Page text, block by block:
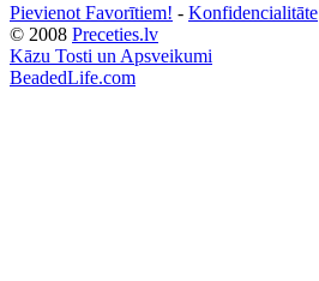
Pievienot Favorītiem! - Konfidencialitāte
© 2008 Preceties.lv
Kāzu Tosti un Apsveikumi
BeadedLife.com